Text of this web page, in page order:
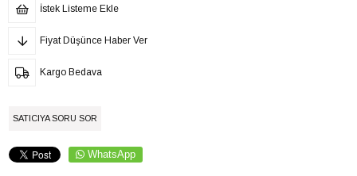
İstek Listeme Ekle
Fiyat Düşünce Haber Ver
Kargo Bedava
SATICIYA SORU SOR
WhatsApp